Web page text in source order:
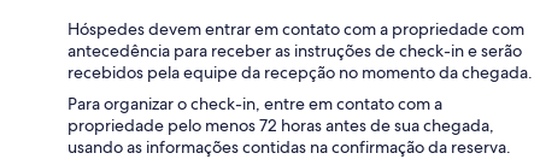
Hóspedes devem entrar em contato com a propriedade com
antecedência para receber as instruções de check-in e serão
recebidos pela equipe da recepção no momento da chegada.
Para organizar o check-in, entre em contato com a
propriedade pelo menos 72 horas antes de sua chegada,
usando as informações contidas na confirmação da reserva.